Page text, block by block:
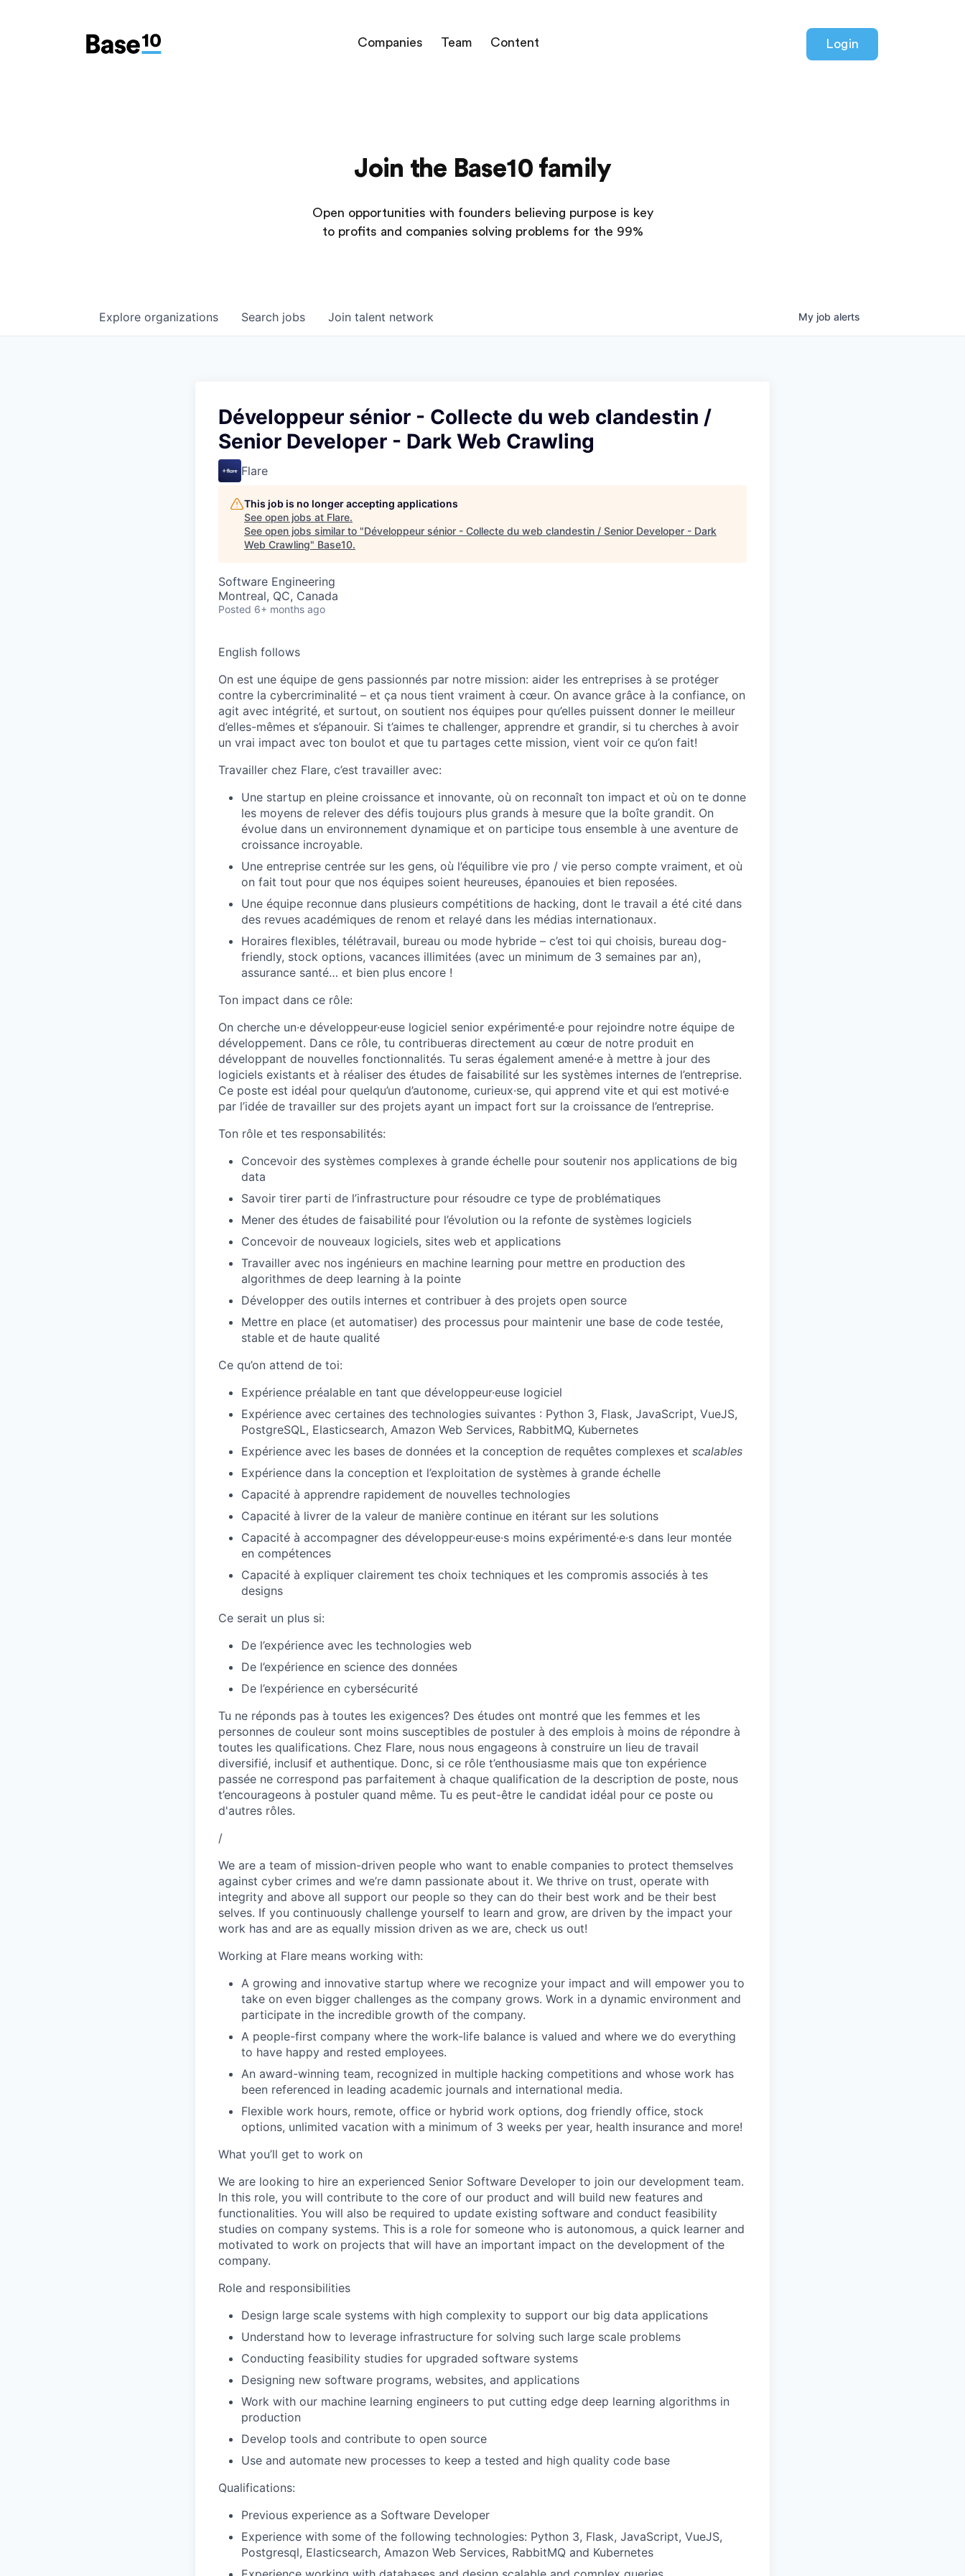
Companies Team Content Login
Join the Base10 family
Open opportunities with founders believing purpose is key
to profits and companies solving problems for the 99%
Search jobs
Explore organizations Join talent network My job alerts
Développeur sénior - Collecte du web clandestin /
Senior Developer - Dark Web Crawling
Flare
This job is no longer accepting applications
See open jobs at Flare.
See open jobs similar to "Développeur sénior - Collecte du web clandestin / Senior Developer - Dark
Web Crawling" Base10.
Software Engineering
Montreal, QC, Canada
Posted 6+ months ago
English follows
On est une équipe de gens passionnés par notre mission: aider les entreprises à se protéger
contre la cybercriminalité – et ça nous tient vraiment à cœur. On avance grâce à la confiance, on
agit avec intégrité, et surtout, on soutient nos équipes pour qu’elles puissent donner le meilleur
d’elles-mêmes et s’épanouir. Si t’aimes te challenger, apprendre et grandir, si tu cherches à avoir
un vrai impact avec ton boulot et que tu partages cette mission, vient voir ce qu’on fait!
Travailler chez Flare, c’est travailler avec:
Une startup en pleine croissance et innovante, où on reconnaît ton impact et où on te donne
les moyens de relever des défis toujours plus grands à mesure que la boîte grandit. On
évolue dans un environnement dynamique et on participe tous ensemble à une aventure de
croissance incroyable.
Une entreprise centrée sur les gens, où l’équilibre vie pro / vie perso compte vraiment, et où
on fait tout pour que nos équipes soient heureuses, épanouies et bien reposées.
Une équipe reconnue dans plusieurs compétitions de hacking, dont le travail a été cité dans
des revues académiques de renom et relayé dans les médias internationaux.
Horaires flexibles, télétravail, bureau ou mode hybride – c’est toi qui choisis, bureau dog-
friendly, stock options, vacances illimitées (avec un minimum de 3 semaines par an),
assurance santé… et bien plus encore !
Ton impact dans ce rôle:
On cherche un·e développeur·euse logiciel senior expérimenté·e pour rejoindre notre équipe de
développement. Dans ce rôle, tu contribueras directement au cœur de notre produit en
développant de nouvelles fonctionnalités. Tu seras également amené·e à mettre à jour des
logiciels existants et à réaliser des études de faisabilité sur les systèmes internes de l’entreprise.
Ce poste est idéal pour quelqu’un d’autonome, curieux·se, qui apprend vite et qui est motivé·e
par l’idée de travailler sur des projets ayant un impact fort sur la croissance de l’entreprise.
Ton rôle et tes responsabilités:
Concevoir des systèmes complexes à grande échelle pour soutenir nos applications de big
data
Savoir tirer parti de l’infrastructure pour résoudre ce type de problématiques
Mener des études de faisabilité pour l’évolution ou la refonte de systèmes logiciels
Concevoir de nouveaux logiciels, sites web et applications
Travailler avec nos ingénieurs en machine learning pour mettre en production des
algorithmes de deep learning à la pointe
Développer des outils internes et contribuer à des projets open source
Mettre en place (et automatiser) des processus pour maintenir une base de code testée,
stable et de haute qualité
Ce qu’on attend de toi:
Expérience préalable en tant que développeur·euse logiciel
Expérience avec certaines des technologies suivantes : Python 3, Flask, JavaScript, VueJS,
PostgreSQL, Elasticsearch, Amazon Web Services, RabbitMQ, Kubernetes
Expérience avec les bases de données et la conception de requêtes complexes et scalables
Expérience dans la conception et l’exploitation de systèmes à grande échelle
Capacité à apprendre rapidement de nouvelles technologies
Capacité à livrer de la valeur de manière continue en itérant sur les solutions
Capacité à accompagner des développeur·euse·s moins expérimenté·e·s dans leur montée
en compétences
Capacité à expliquer clairement tes choix techniques et les compromis associés à tes
designs
Ce serait un plus si:
De l’expérience avec les technologies web
De l’expérience en science des données
De l’expérience en cybersécurité
Tu ne réponds pas à toutes les exigences? Des études ont montré que les femmes et les
personnes de couleur sont moins susceptibles de postuler à des emplois à moins de répondre à
toutes les qualifications. Chez Flare, nous nous engageons à construire un lieu de travail
diversifié, inclusif et authentique. Donc, si ce rôle t’enthousiasme mais que ton expérience
passée ne correspond pas parfaitement à chaque qualification de la description de poste, nous
t’encourageons à postuler quand même. Tu es peut-être le candidat idéal pour ce poste ou
d'autres rôles.
/
We are a team of mission-driven people who want to enable companies to protect themselves
against cyber crimes and we’re damn passionate about it. We thrive on trust, operate with
integrity and above all support our people so they can do their best work and be their best
selves. If you continuously challenge yourself to learn and grow, are driven by the impact your
work has and are as equally mission driven as we are, check us out!
Working at Flare means working with:
A growing and innovative startup where we recognize your impact and will empower you to
take on even bigger challenges as the company grows. Work in a dynamic environment and
participate in the incredible growth of the company.
A people-first company where the work-life balance is valued and where we do everything
to have happy and rested employees.
An award-winning team, recognized in multiple hacking competitions and whose work has
been referenced in leading academic journals and international media.
Flexible work hours, remote, office or hybrid work options, dog friendly office, stock
options, unlimited vacation with a minimum of 3 weeks per year, health insurance and more!
What you’ll get to work on
We are looking to hire an experienced Senior Software Developer to join our development team.
In this role, you will contribute to the core of our product and will build new features and
functionalities. You will also be required to update existing software and conduct feasibility
studies on company systems. This is a role for someone who is autonomous, a quick learner and
motivated to work on projects that will have an important impact on the development of the
company.
Role and responsibilities
Design large scale systems with high complexity to support our big data applications
Understand how to leverage infrastructure for solving such large scale problems
Conducting feasibility studies for upgraded software systems
Designing new software programs, websites, and applications
Work with our machine learning engineers to put cutting edge deep learning algorithms in
production
Develop tools and contribute to open source
Use and automate new processes to keep a tested and high quality code base
Qualifications:
Previous experience as a Software Developer
Experience with some of the following technologies: Python 3, Flask, JavaScript, VueJS,
Postgresql, Elasticsearch, Amazon Web Services, RabbitMQ and Kubernetes